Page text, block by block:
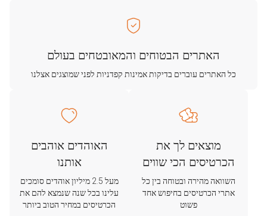
האתרים הבטוחים והמאובטחים בעולם
כל האתרים עוברים בדיקות אמינות קפדניות לפני שמוצגים אצלנו
מוצאים לך את
הכרטיסים הכי שווים
השוואה מהירה ובטוחה בין כל
אתרי הכרטיסים בחיפוש אחד
פשוט
האוהדים אוהבים
אותנו
מעל 2.5 מיליון אוהדים סומכים
עלינו בכל שנה שנמצא להם את
הכרטיסים במחיר הטוב ביותר